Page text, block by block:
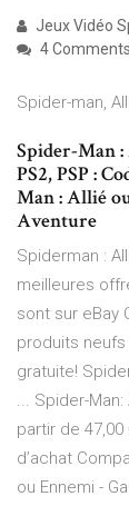
Jeux Vidéo
4 Comments
Spider-man,
Spider-Man
PS2, PSP :
Man : Allié
Aventure
Spiderman :
meilleures
sont sur eBay
produits
gratuite!
... Spider-
partir de
d’achat
ou Ennemi -